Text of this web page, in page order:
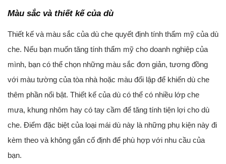
Màu sắc và thiết kế của dù
Thiết kế và màu sắc của dù che quyết định tính thẩm mỹ của dù
che. Nếu bạn muốn tăng tính thẩm mỹ cho doanh nghiệp của
mình, bạn có thể chọn những màu sắc đơn giản, tương đồng
với màu tường của tòa nhà hoặc màu đối lập để khiến dù che
thêm phần nổi bật. Thiết kế của dù có thể có nhiều lớp che
mưa, khung nhôm hay có tay cầm để tăng tính tiện lợi cho dù
che. Điểm đặc biệt của loại mái dù này là những phụ kiện này đi
kèm theo và không gắn cố định để phù hợp với nhu cầu của
bạn.